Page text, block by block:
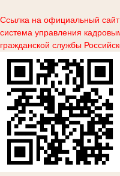
Ссылка на официальный
система управления
гражданской службы